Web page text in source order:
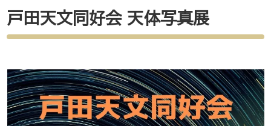
戸田天文同好会 天体写真展